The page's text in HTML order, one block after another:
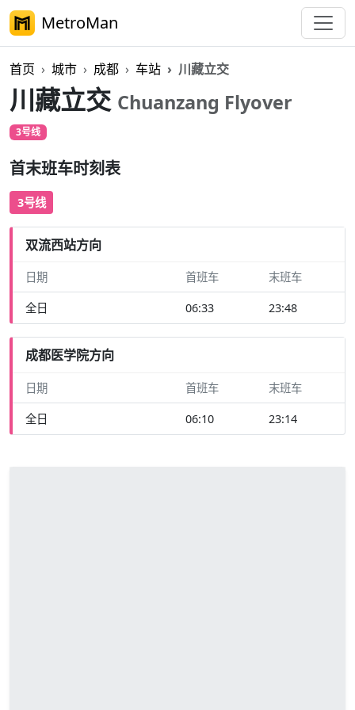
MetroMan
首页 城市 成都 车站 川藏立交
川藏立交 Chuanzang Flyover
3号线
首末班车时刻表
3号线
双流西站方向
日期 首班车 末班车
全日 06:33 23:48
成都医学院方向
日期 首班车 末班车
全日 06:10 23:14